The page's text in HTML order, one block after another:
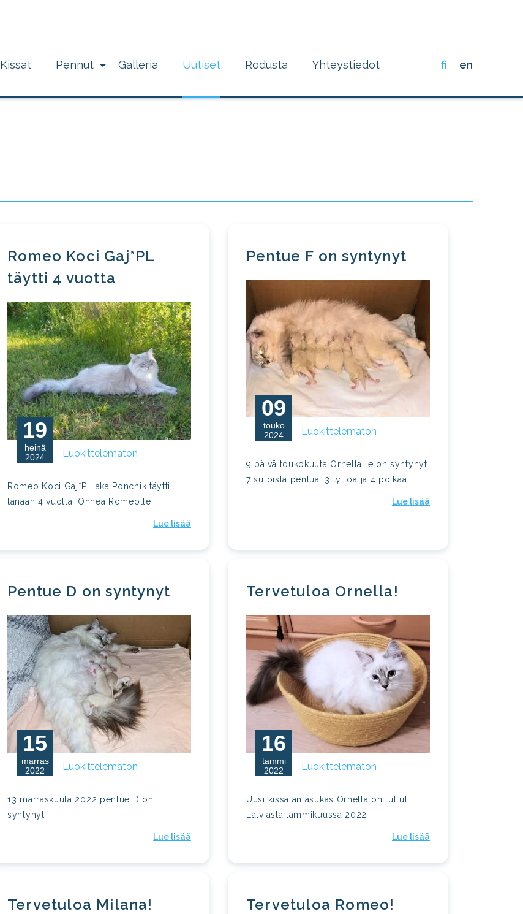
Kissat Pennut Galleria Uutiset Rodusta Yhteystiedot fi en
Romeo Koci Gaj*PL
täytti 4 vuotta
19
heinä
2024
Luokittelematon
Romeo Koci Gaj*PL aka Ponchik täytti
tänään 4 vuotta. Onnea Romeolle!
Lue lisää
Pentue F on syntynyt
09
touko
2024
Luokittelematon
9 päivä toukokuuta Ornellalle on syntynyt
7 suloista pentua: 3 tyttöä ja 4 poikaa.
Lue lisää
Pentue D on syntynyt
15
marras
2022
Luokittelematon
13 marraskuuta 2022 pentue D on
syntynyt
Lue lisää
Tervetuloa Ornella!
16
tammi
2022
Luokittelematon
Uusi kissalan asukas Ornella on tullut
Latviasta tammikuussa 2022
Lue lisää
Tervetuloa Milana! Tervetuloa Romeo!